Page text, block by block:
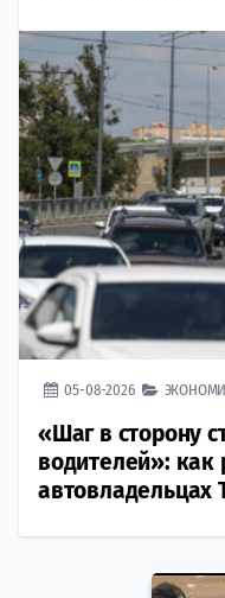
05-08-2026
«Шаг в сторону
водителей»:
автовладельцах